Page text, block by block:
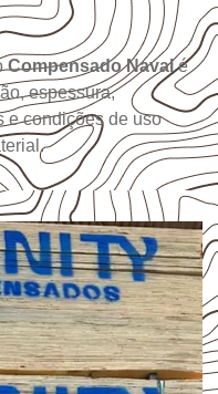
Compensado Navalé
espessura,
e condições de uso